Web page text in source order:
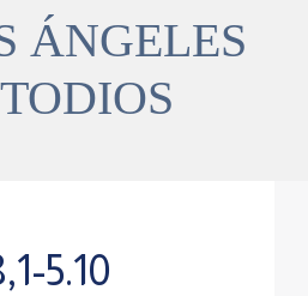
ÁNGELES
5.10